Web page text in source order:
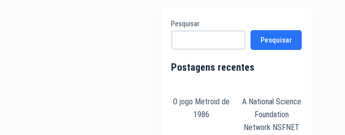
Pesquisar
Pesquisar
Postagens recentes
O jogo Metroid de
1986
A National Science
Foundation
Network NSFNET